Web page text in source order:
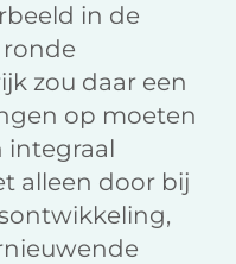
in de
zou daar een
op moeten
integraal
alleen door bij